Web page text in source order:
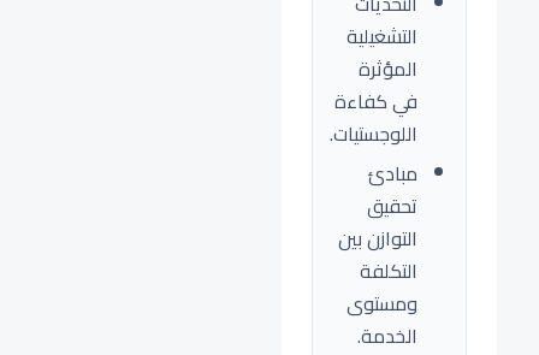
التشغيلية
المؤثرة
في كفاءة
اللوجستيات.
مبادئ
تحقيق
التوازن بين
التكلفة
ومستوى
الخدمة.